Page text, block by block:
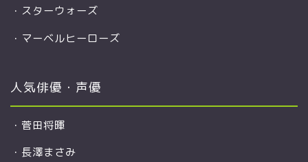
・ スターウォーズ
・ マーベルヒーローズ
人気俳優・声優
・ 菅田将暉
・ 長澤まさみ